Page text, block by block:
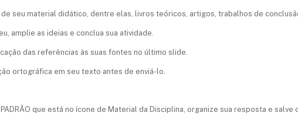
seu material didático, dentre elas, livros teóricos, artigos, trabalhos de
amplie as ideias e conclua sua atividade.
das referências às suas fontes no último slide.
ortográfica em seu texto antes de enviá-lo.
PADRÃO que está no ícone de Material da Disciplina, organize sua resposta e